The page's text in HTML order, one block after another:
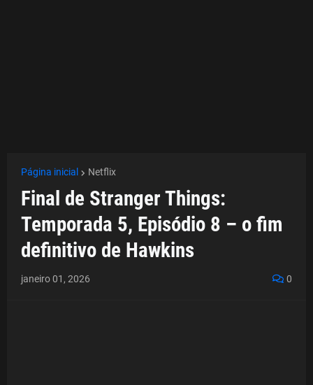
Página inicial Netflix
Final de Stranger Things:
Temporada 5, Episódio 8 – o fim
definitivo de Hawkins
janeiro 01, 2026 0